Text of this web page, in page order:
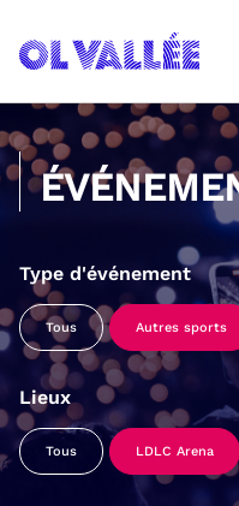
Type d'événement
Tous Autres sports
Lieux
Tous LDLC Arena